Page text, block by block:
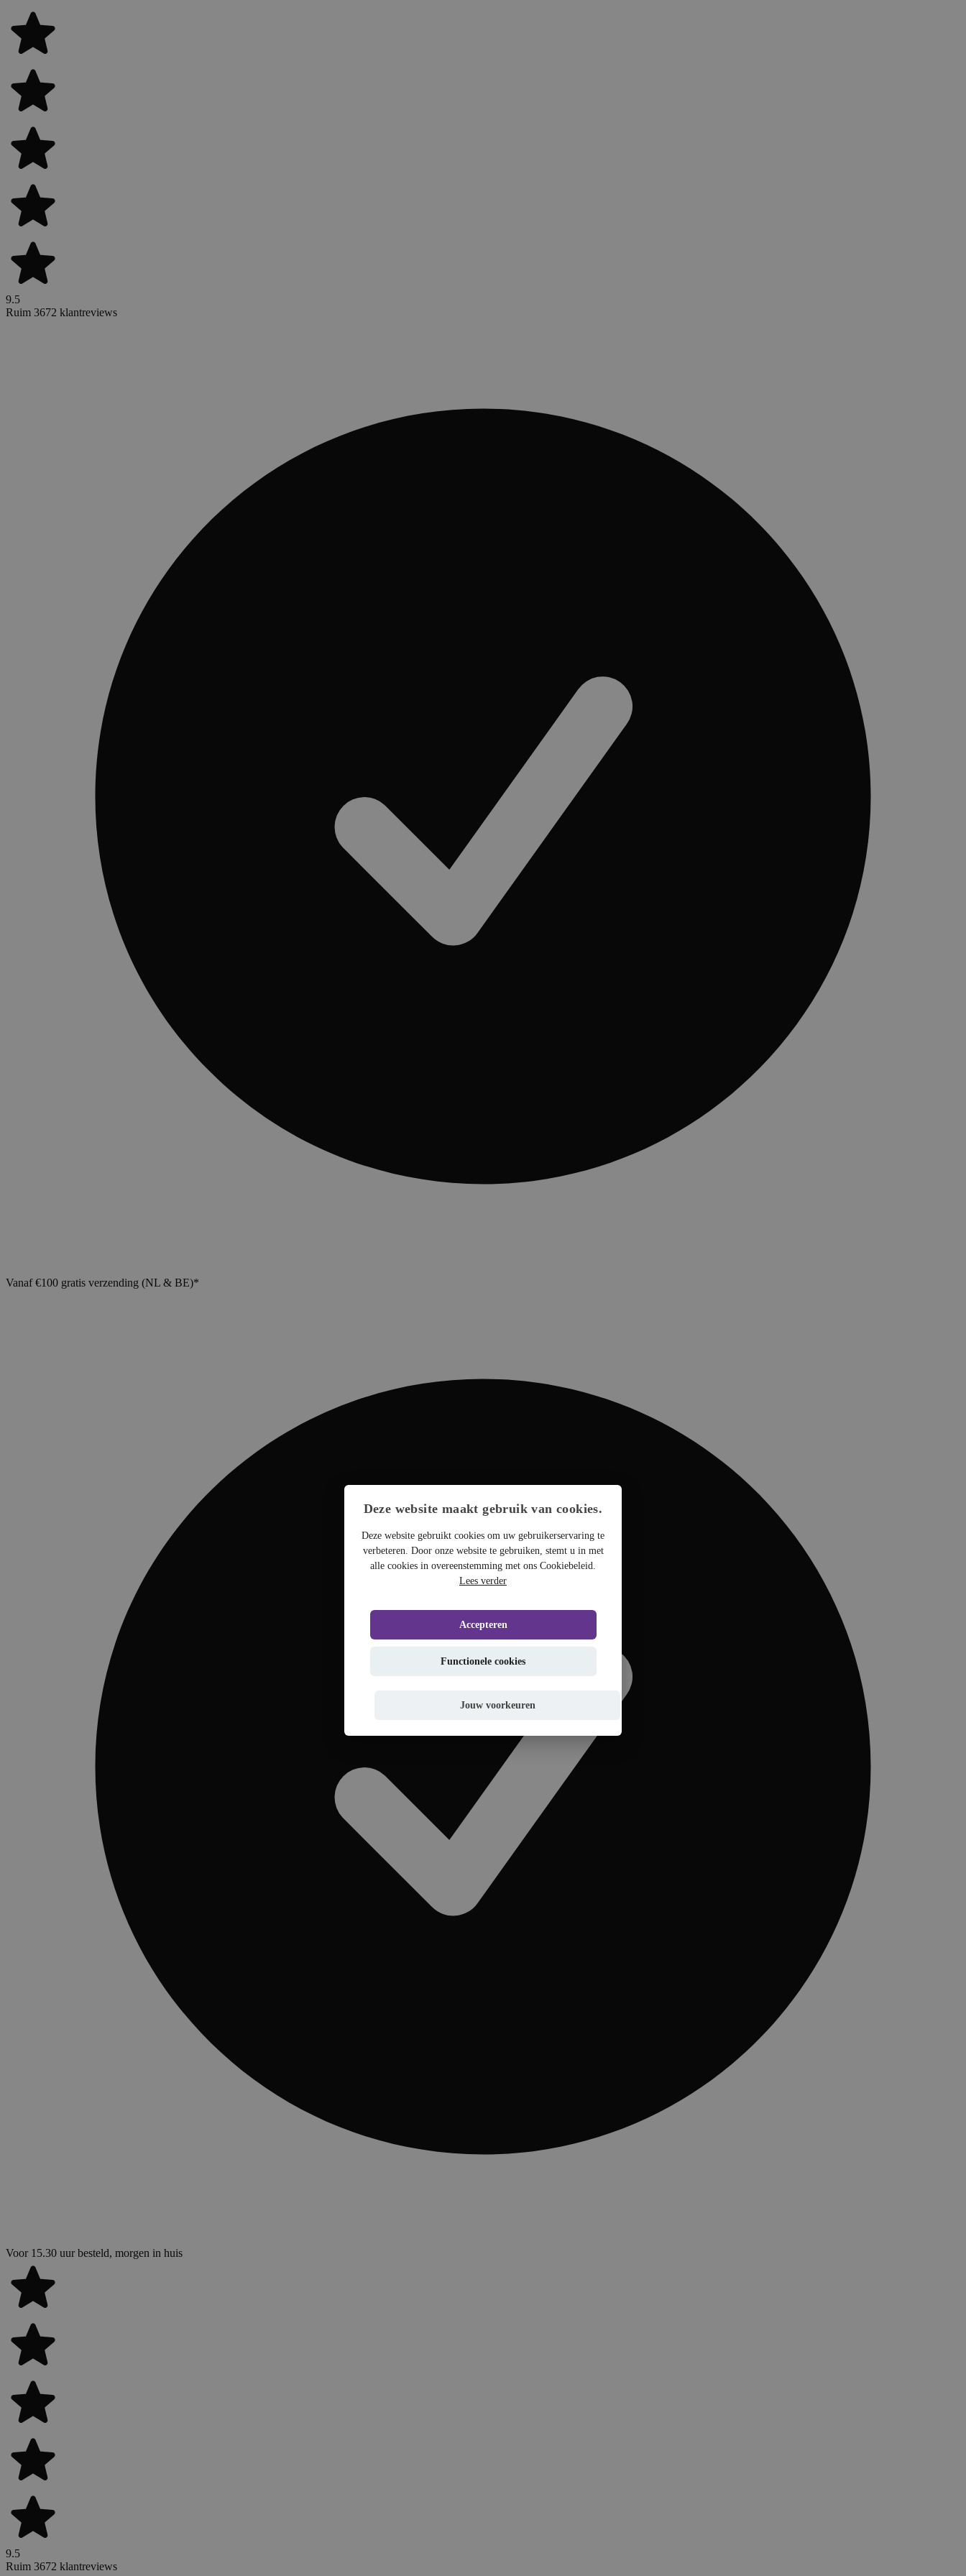
9.5
Ruim 3672 klantreviews
Vanaf €100 gratis verzending (NL & BE)*
Voor 15.30 uur besteld, morgen in huis
9.5
Ruim 3672 klantreviews
Deze website maakt gebruik van cookies.
Deze website gebruikt cookies om uw gebruikerservaring te
verbeteren. Door onze website te gebruiken, stemt u in met
alle cookies in overeenstemming met ons Cookiebeleid.
Lees verder
Accepteren
Functionele cookies
Jouw voorkeuren